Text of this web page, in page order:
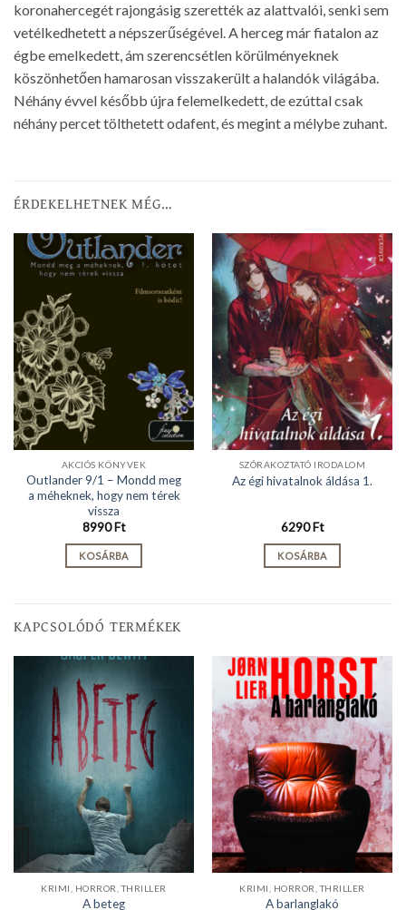
koronahercegét rajongásig szerették az alattvalói, senki sem
vetélkedhetett a népszerűségével. A herceg már fiatalon az
égbe emelkedett, ám szerencsétlen körülményeknek
köszönhetően hamarosan visszakerült a halandók világába.
Néhány évvel később újra felemelkedett, de ezúttal csak
néhány percet tölthetett odafent, és megint a mélybe zuhant.
ÉRDEKELHETNEK MÉG…
AKCIÓS KÖNYVEK
Outlander 9/1 – Mondd meg
a méheknek, hogy nem térek
vissza
8990Ft
KOSÁRBA
SZÓRAKOZTATÓ IRODALOM
Az égi hivatalnok áldása 1.
6290Ft
KOSÁRBA
KAPCSOLÓDÓ TERMÉKEK
KRIMI, HORROR, THRILLER
A beteg
KRIMI, HORROR, THRILLER
A barlanglakó